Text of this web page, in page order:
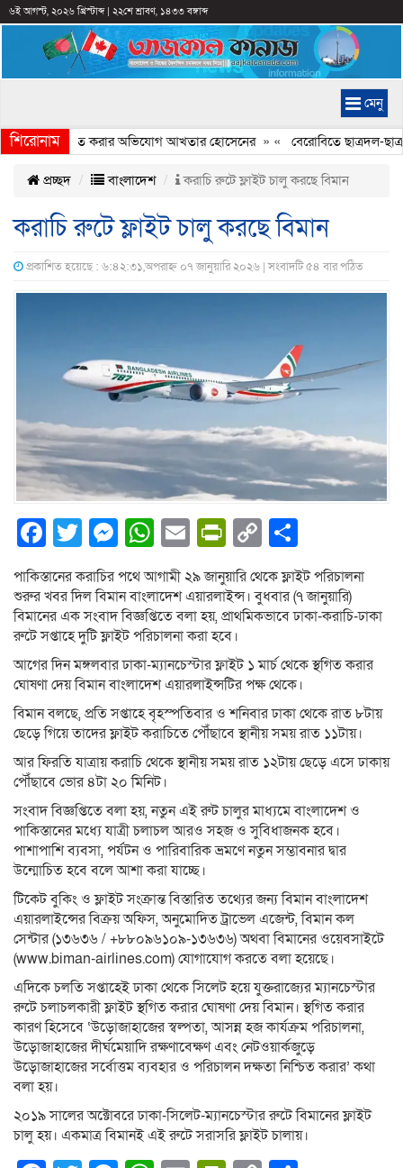
৬ই আগস্ট, ২০২৬ খ্রিস্টাব্দ| ২২শে শ্রাবণ, ১৪৩৩ বঙ্গাব্দ
মেনু
শিরোনাম
ইতিহাস বিকৃত করার অভিযোগ আখতার হোসেনের» « বেরোবিতে ছাত্রদল-
প্রচ্ছদ বাংলাদেশ করাচি রুটে ফ্লাইট চালু করছে বিমান
করাচি রুটে ফ্লাইট চালু করছে বিমান
প্রকাশিত হয়েছে : ৬:৪২:৩১,অপরাহ্ন ০৭ জানুয়ারি ২০২৬ | সংবাদটি ৫৪ বার পঠিত
Facebook
Twitter
Messenger
WhatsApp
EmailPrintFriendly
Copy
Link
পাকিস্তানের করাচির পথে আগামী ২৯ জানুয়ারি থেকে ফ্লাইট পরিচালনা
শুরুর খবর দিল বিমান বাংলাদেশ এয়ারলাইন্স। বুধবার (৭ জানুয়ারি)
বিমানের এক সংবাদ বিজ্ঞপ্তিতে বলা হয়, প্রাথমিকভাবে ঢাকা-করাচি-ঢাকা
রুটে সপ্তাহে দুটি ফ্লাইট পরিচালনা করা হবে।
আগের দিন মঙ্গলবার ঢাকা-ম্যানচেস্টার ফ্লাইট ১ মার্চ থেকে স্থগিত করার
ঘোষণা দেয় বিমান বাংলাদেশ এয়ারলাইন্সটির পক্ষ থেকে।
বিমান বলছে, প্রতি সপ্তাহে বৃহস্পতিবার ও শনিবার ঢাকা থেকে রাত ৮টায়
ছেড়ে গিয়ে তাদের ফ্লাইট করাচিতে পৌঁছাবে স্থানীয় সময় রাত ১১টায়।
আর ফিরতি যাত্রায় করাচি থেকে স্থানীয় সময় রাত ১২টায় ছেড়ে এসে ঢাকায়
পৌঁছাবে ভোর ৪টা ২০ মিনিট।
সংবাদ বিজ্ঞপ্তিতে বলা হয়, নতুন এই রুট চালুর মাধ্যমে বাংলাদেশ ও
পাকিস্তানের মধ্যে যাত্রী চলাচল আরও সহজ ও সুবিধাজনক হবে।
পাশাপাশি ব্যবসা, পর্যটন ও পারিবারিক ভ্রমণে নতুন সম্ভাবনার দ্বার
উন্মোচিত হবে বলে আশা করা যাচ্ছে।
টিকেট বুকিং ও ফ্লাইট সংক্রান্ত বিস্তারিত তথ্যের জন্য বিমান বাংলাদেশ
এয়ারলাইন্সের বিক্রয় অফিস, অনুমোদিত ট্রাভেল এজেন্ট, বিমান কল
সেন্টার (১৩৬৩৬ / +৮৮০৯৬১০৯-১৩৬৩৬) অথবা বিমানের ওয়েবসাইটে
(www.biman-airlines.com) যোগাযোগ করতে বলা হয়েছে।
এদিকে চলতি সপ্তাহেই ঢাকা থেকে সিলেট হয়ে যুক্তরাজ্যের ম্যানচেস্টার
রুটে চলাচলকারী ফ্লাইট স্থগিত করার ঘোষণা দেয় বিমান। স্থগিত করার
কারণ হিসেবে ‘উড়োজাহাজের স্বল্পতা, আসন্ন হজ কার্যক্রম পরিচালনা,
উড়োজাহাজের দীর্ঘমেয়াদি রক্ষণাবেক্ষণ এবং নেটওয়ার্কজুড়ে
উড়োজাহাজের সর্বোত্তম ব্যবহার ও পরিচালন দক্ষতা নিশ্চিত করার’ কথা
বলা হয়।
২০১৯ সালের অক্টোবরে ঢাকা-সিলেট-ম্যানচেস্টার রুটে বিমানের ফ্লাইট
চালু হয়। একমাত্র বিমানই এই রুটে সরাসরি ফ্লাইট চালায়।